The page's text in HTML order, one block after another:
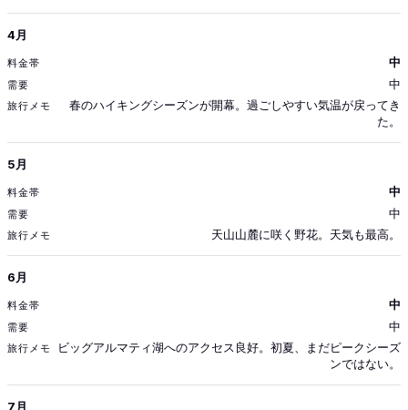
4月
中
中
春のハイキングシーズンが開幕。過ごしやすい気温が戻ってき
た。
5月
中
中
天山山麓に咲く野花。天気も最高。
6月
中
中
ビッグアルマティ湖へのアクセス良好。初夏、まだピークシーズ
ンではない。
7月